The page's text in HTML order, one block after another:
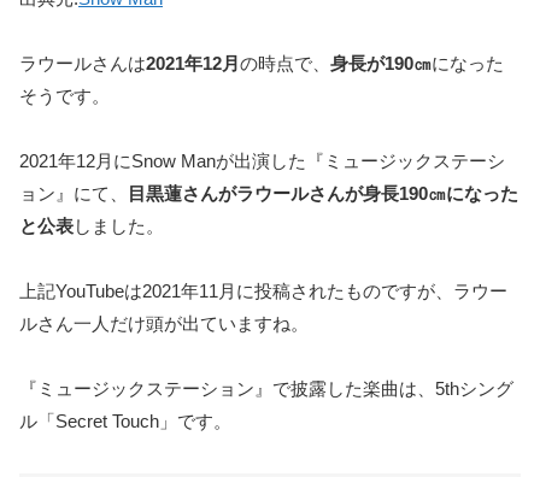
ラウールさんは2021年12月 の時点で、 身長が190㎝になった
そうです。
2021年12月にSnow Manが出演した『ミュージックステーシ
ョン』にて、
目黒蓮さんがラウールさんが身長190㎝になった
と公表しました。
上記YouTubeは2021年11月に投稿されたものですが、ラウー
ルさん一人だけ頭が出ていますね。
『ミュージックステーション』で披露した楽曲は、5thシング
ル「Secret Touch」です。